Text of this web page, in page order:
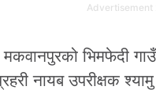
Advertisement
भिमफेदी
नायब उपरीक्षक